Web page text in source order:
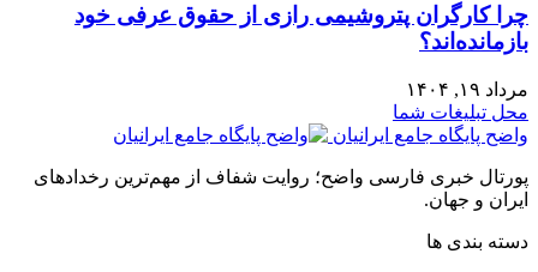
چرا کارگران پتروشیمی رازی از حقوق عرفی خود
بازمانده‌اند؟
مرداد ۱۹, ۱۴۰۴
محل تبلیغات شما
واضح پایگاه جامع ایرانیان
پورتال خبری فارسی واضح؛ روایت شفاف از مهم‌ترین رخدادهای
ایران و جهان.
دسته بندی ها